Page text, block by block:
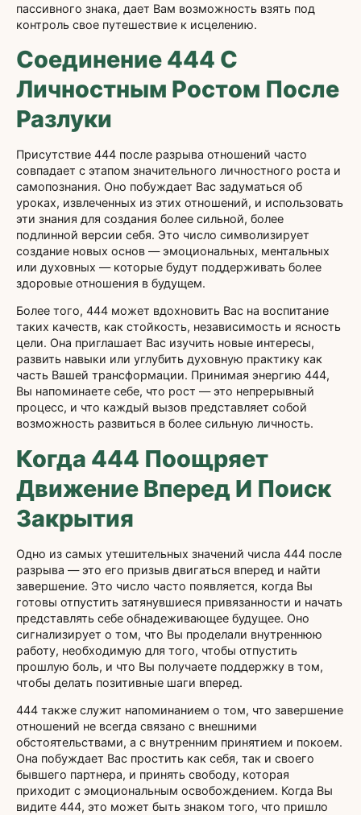
пассивного знака, дает Вам возможность взять под
контроль свое путешествие к исцелению.
Соединение 444 С
Личностным Ростом После
Разлуки
Присутствие 444 после разрыва отношений часто
совпадает с этапом значительного личностного роста и
самопознания. Оно побуждает Вас задуматься об
уроках, извлеченных из этих отношений, и использовать
эти знания для создания более сильной, более
подлинной версии себя. Это число символизирует
создание новых основ — эмоциональных, ментальных
или духовных — которые будут поддерживать более
здоровые отношения в будущем.
Более того, 444 может вдохновить Вас на воспитание
таких качеств, как стойкость, независимость и ясность
цели. Она приглашает Вас изучить новые интересы,
развить навыки или углубить духовную практику как
часть Вашей трансформации. Принимая энергию 444,
Вы напоминаете себе, что рост — это непрерывный
процесс, и что каждый вызов представляет собой
возможность развиться в более сильную личность.
Когда 444 Поощряет
Движение Вперед И Поиск
Закрытия
Одно из самых утешительных значений числа 444 после
разрыва — это его призыв двигаться вперед и найти
завершение. Это число часто появляется, когда Вы
готовы отпустить затянувшиеся привязанности и начать
представлять себе обнадеживающее будущее. Оно
сигнализирует о том, что Вы проделали внутреннюю
работу, необходимую для того, чтобы отпустить
прошлую боль, и что Вы получаете поддержку в том,
чтобы делать позитивные шаги вперед.
444 также служит напоминанием о том, что завершение
отношений не всегда связано с внешними
обстоятельствами, а с внутренним принятием и покоем.
Она побуждает Вас простить как себя, так и своего
бывшего партнера, и принять свободу, которая
приходит с эмоциональным освобождением. Когда Вы
видите 444, это может быть знаком того, что пришло